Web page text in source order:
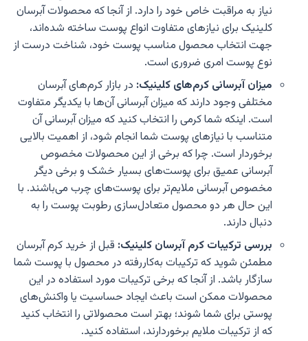
نیاز به مراقبت خاص خود را دارد. از آنجا که محصولات آبرسان
کلینیک برای نیازهای متفاوت انواع پوست ساخته شده‌اند،
جهت انتخاب محصول مناسب پوست خود، شناخت درست از
نوع پوست امری ضروری است.
میزان آبرسانی کرم‌های کلینیک: در بازار کرم‌های آبرسان
مختلفی وجود دارند که میزان آبرسانی آن‌ها با یکدیگر متفاوت
است. اینکه شما کرمی را انتخاب کنید که میزان آبرسانی آن
متناسب با نیازهای پوست شما انجام شود، از اهمیت بالایی
برخوردار است. چرا که برخی از این محصولات مخصوص
آبرسانی عمیق برای پوست‌های بسیار خشک و برخی دیگر
مخصوص آبرسانی ملایم‌تر برای پوست‌های چرب می‌باشند. با
این حال هر دو محصول متعادل‌سازی رطوبت پوست را به
دنبال دارند.
بررسی ترکیبات کرم آبرسان کلینیک: قبل از خرید کرم آبرسان
مطمئن شوید که ترکیبات به‌کاررفته در محصول با پوست شما
سازگار باشد. از آنجا که برخی ترکیبات مورد استفاده در این
محصولات ممکن است باعث ایجاد حساسیت یا واکنش‌های
پوستی برای شما شوند؛ بهتر است محصولاتی را انتخاب کنید
که از ترکیبات ملایم برخوردارند، استفاده کنید.